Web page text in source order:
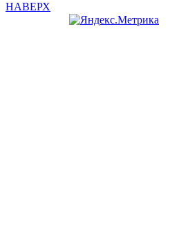
НАВЕРХ